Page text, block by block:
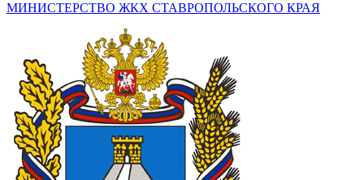
МИНИСТЕРСТВО ЖКХ СТАВРОПОЛЬСКОГО КРАЯ